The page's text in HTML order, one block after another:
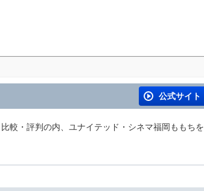
公式サイト
較・評判の内、ユナイテッド・シネマ福岡ももちを